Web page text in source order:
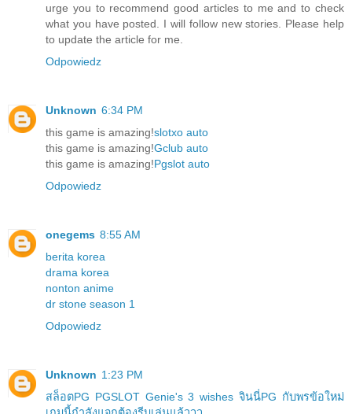
urge you to recommend good articles to me and to check
what you have posted. I will follow new stories. Please help
to update the article for me.
Odpowiedz
Unknown 6:34 PM
this game is amazing!slotxo auto
this game is amazing!Gclub auto
this game is amazing!Pgslot auto
Odpowiedz
onegems 8:55 AM
berita korea
drama korea
nonton anime
dr stone season 1
Odpowiedz
Unknown 1:23 PM
สล็อตPG PGSLOT Genie's 3 wishes จินนี่PG กับพรข้อใหม่